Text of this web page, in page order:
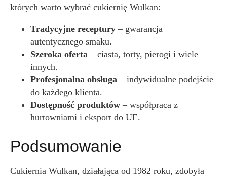
których warto wybrać cukiernię Wulkan:
Tradycyjne receptury – gwarancja
autentycznego smaku.
Szeroka oferta – ciasta, torty, pierogi i wiele
innych.
Profesjonalna obsługa – indywidualne podejście
do każdego klienta.
Dostępność produktów – współpraca z
hurtowniami i eksport do UE.
Podsumowanie
Cukiernia Wulkan, działająca od 1982 roku, zdobyła